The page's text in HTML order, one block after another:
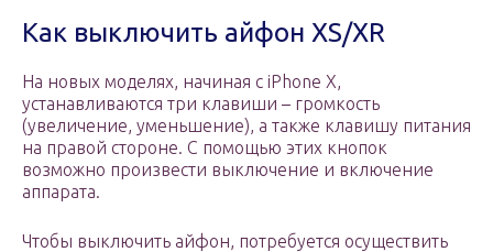
Как выключить айфон XS/XR
На новых моделях, начиная с iPhone X,
устанавливаются три клавиши – громкость
(увеличение, уменьшение), а также клавишу питания
на правой стороне. С помощью этих кнопок
возможно произвести выключение и включение
аппарата.
Чтобы выключить айфон, потребуется осуществить